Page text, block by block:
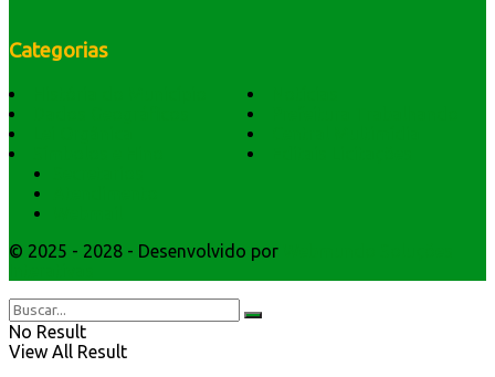
Categorias
© 2025 - 2028 - Desenvolvido por
No Result
View All Result